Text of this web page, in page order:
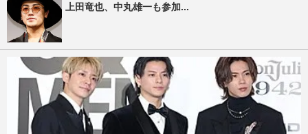
上田竜也、中丸雄一も参加...